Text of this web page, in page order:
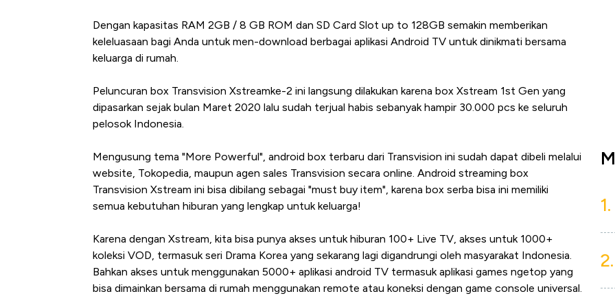
Dengan kapasitas RAM 2GB / 8 GB ROM dan SD Card Slot up to 128GB semakin memberikan
keleluasaan bagi Anda untuk men-download berbagai aplikasi Android TV untuk dinikmati bersama
keluarga di rumah.
Peluncuran box Transvision Xstreamke-2 ini langsung dilakukan karena box Xstream 1st Gen yang
dipasarkan sejak bulan Maret 2020 lalu sudah terjual habis sebanyak hampir 30.000 pcs ke seluruh
pelosok Indonesia.
Mengusung tema "More Powerful", android box terbaru dari Transvision ini sudah dapat dibeli melalui
website, Tokopedia, maupun agen sales Transvision secara online. Android streaming box
Transvision Xstream ini bisa dibilang sebagai "must buy item", karena box serba bisa ini memiliki
semua kebutuhan hiburan yang lengkap untuk keluarga!
Karena dengan Xstream, kita bisa punya akses untuk hiburan 100+ Live TV, akses untuk 1000+
koleksi VOD, termasuk seri Drama Korea yang sekarang lagi digandrungi oleh masyarakat Indonesia.
Bahkan akses untuk menggunakan 5000+ aplikasi android TV termasuk aplikasi games ngetop yang
bisa dimainkan bersama di rumah menggunakan remote atau koneksi dengan game console universal.
1.
2.